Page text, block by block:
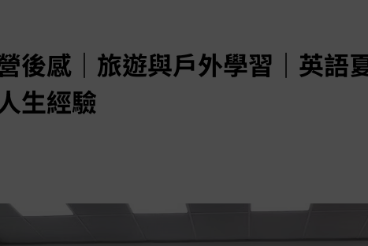
後感｜旅遊與戶外學習｜英語
生經驗